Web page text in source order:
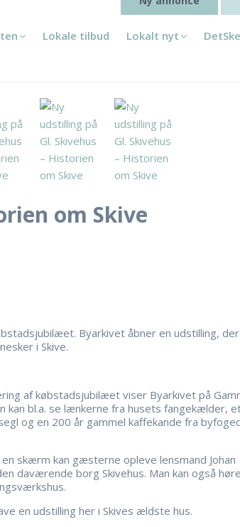
Lokale tilbud Lokalt nyt
om Skive
Byarkivet åbner en udstilling,
i Skive.
af købstadsjubilæet viser Byarkivet på
bl.a. se lænkerne fra husets fangekælder,
og en 200 år gammel kaffekande fra
skærm kan gæsterne opleve lensmand Johan
daværende borg Skivehus. Man kan også
en udstilling her i Skives ældste hus.